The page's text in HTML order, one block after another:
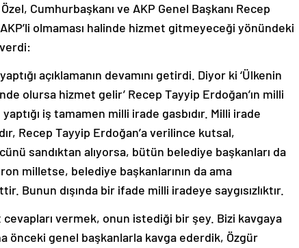
Cumhurbaşkanı ve AKP Genel Başkanı Recep
olmaması halinde hizmet gitmeyeceği yönündeki
açıklamanın devamını getirdi. Diyor ki ‘Ülkenin
olursa hizmet gelir’ Recep Tayyip Erdoğan’ın milli
iş tamamen milli irade gasbıdır. Milli irade
Recep Tayyip Erdoğan’a verilince kutsal,
sandıktan alıyorsa, bütün belediye başkanları da
milletse, belediye başkanlarının da ama
Bunun dışında bir ifade milli iradeye saygısızlıktır.
vermek, onun istediği bir şey. Bizi kavgaya
önceki genel başkanlarla kavga ederdik, Özgür